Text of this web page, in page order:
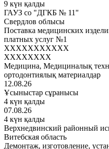
9 күн қалды
ГАУЗ со "ДГКБ № 11"
Свердлов облысы
Поставка медицинских
платных услуг №1
XXXXXXXXXXX
XXXXXXXX
Медицина, Медициналық
ортодонтиялық материалдар
12.08.26
Ұсыныстар сұранысы
4 күн қалды
07.08.26
4 күн қалды
Верхнедвинский районный
Витебская область
Демонтаж, изготовление,